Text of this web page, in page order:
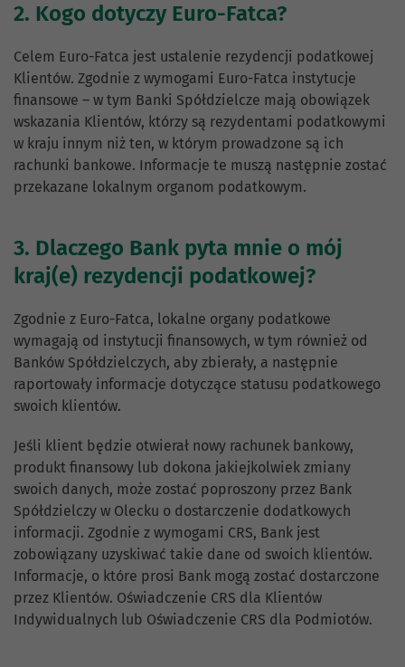
2. Kogo dotyczy Euro-Fatca?
Celem Euro-Fatca jest ustalenie rezydencji podatkowej
Klientów. Zgodnie z wymogami Euro-Fatca instytucje
finansowe – w tym Banki Spółdzielcze mają obowiązek
wskazania Klientów, którzy są rezydentami podatkowymi
w kraju innym niż ten, w którym prowadzone są ich
rachunki bankowe. Informacje te muszą następnie zostać
przekazane lokalnym organom podatkowym.
3. Dlaczego Bank pyta mnie o mój
kraj(e) rezydencji podatkowej?
Zgodnie z Euro-Fatca, lokalne organy podatkowe
wymagają od instytucji finansowych, w tym również od
Banków Spółdzielczych, aby zbierały, a następnie
raportowały informacje dotyczące statusu podatkowego
swoich klientów.
Jeśli klient będzie otwierał nowy rachunek bankowy,
produkt finansowy lub dokona jakiejkolwiek zmiany
swoich danych, może zostać poproszony przez Bank
Spółdzielczy w Olecku o dostarczenie dodatkowych
informacji. Zgodnie z wymogami CRS, Bank jest
zobowiązany uzyskiwać takie dane od swoich klientów.
Informacje, o które prosi Bank mogą zostać dostarczone
przez Klientów. Oświadczenie CRS dla Klientów
Indywidualnych lub Oświadczenie CRS dla Podmiotów.